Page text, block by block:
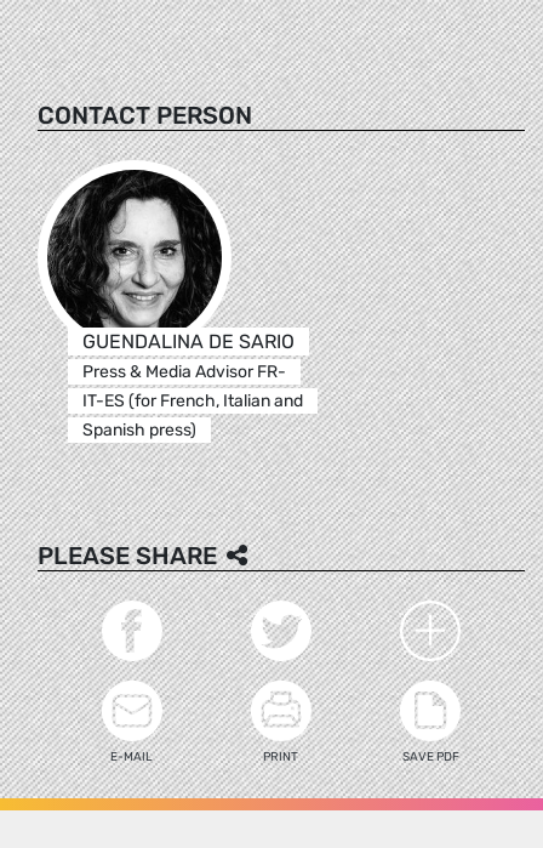
CONTACT PERSON
GUENDALINA DE SARIO
Press & Media Advisor FR-
IT-ES (for French, Italian and
Spanish press)
PLEASE SHARE
E-MAIL PRINT SAVE PDF